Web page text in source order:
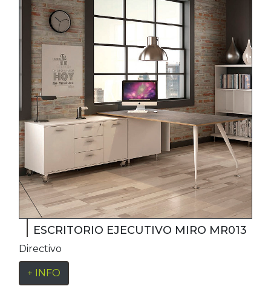
ESCRITORIO EJECUTIVO MIRO MR013
Directivo
+ INFO